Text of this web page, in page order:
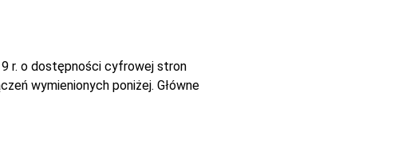
r. o dostępności cyfrowej stron
wymienionych poniżej. Główne